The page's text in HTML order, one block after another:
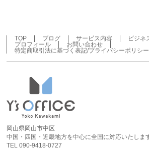
TOP ブログ サービス内容
ビジネ
プロフィール
お問い合わせ
特定商取引法に基づく表記/プライバシーポリシー
岡山県岡山市中区
中国・四国・近畿地方を中心に全国に対応いたしま
TEL 090-9418-0727